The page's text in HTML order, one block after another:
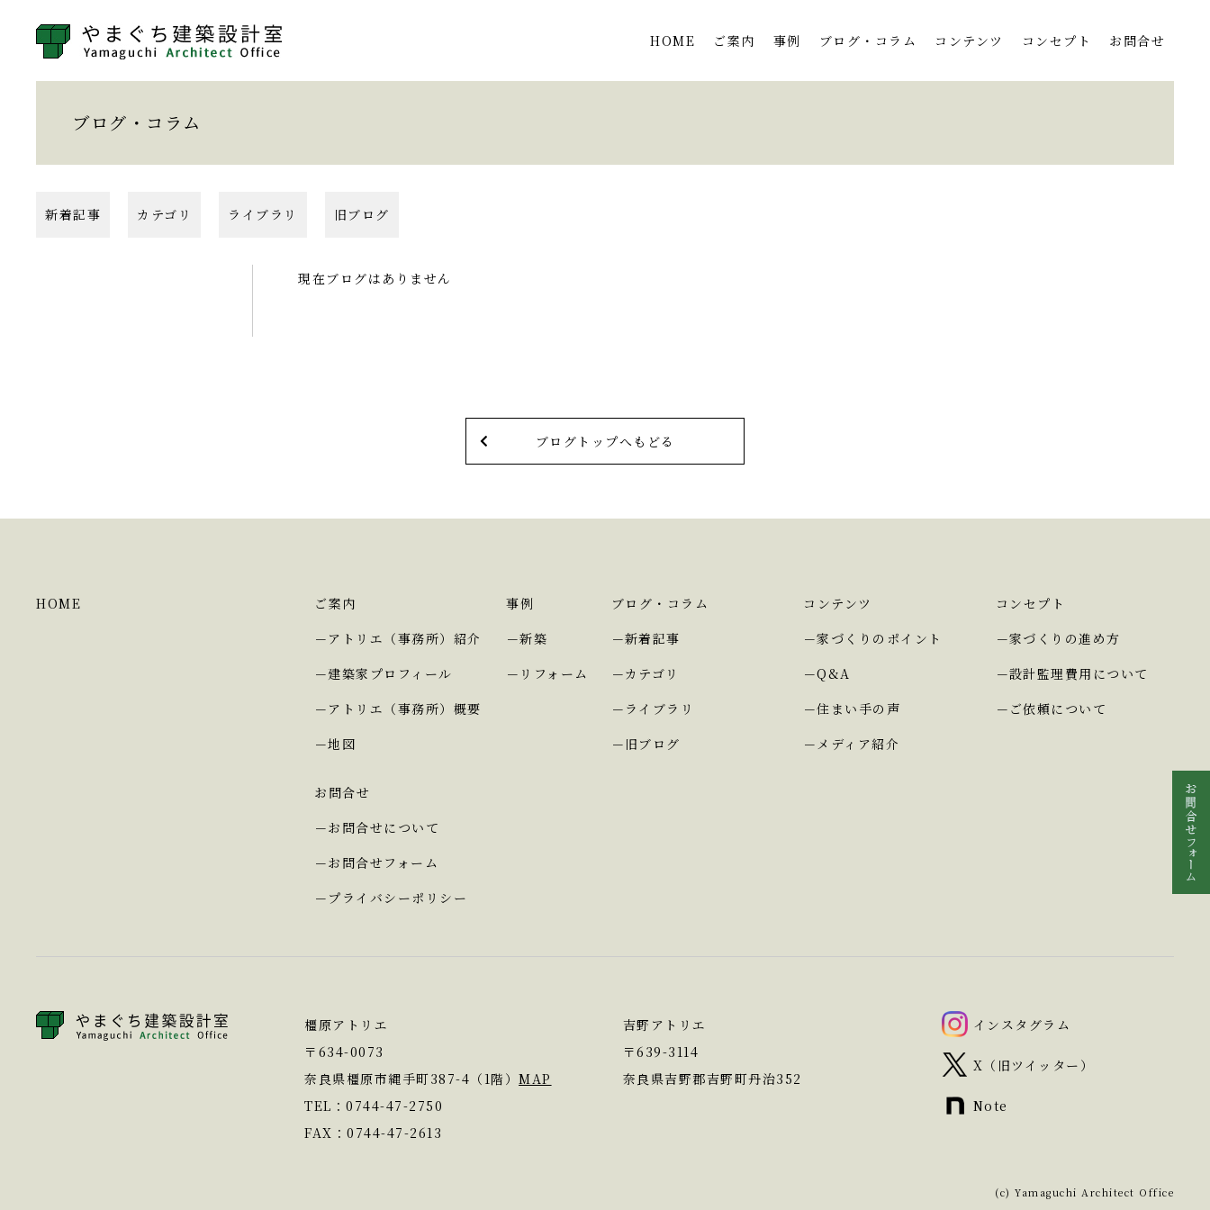
HOME ご案内 事例 ブログ・コラム コンテンツ コンセプト お問合せ
ブログ・コラム
新着記事 カテゴリ ライブラリ 旧ブログ
現在ブログはありません
ブログトップへもどる
HOME
ご案内
アトリエ（事務所）紹介
建築家プロフィール
アトリエ（事務所）概要
地図
事例
新築
リフォーム
ブログ・コラム
新着記事
カテゴリ
ライブラリ
旧ブログ
コンテンツ
家づくりのポイント
Q&A
住まい手の声
メディア紹介
コンセプト
家づくりの進め方
設計監理費用について
ご依頼について
お問合せ
お問合せについて
お問合せフォーム
プライバシーポリシー
橿原アトリエ
〒 634-0073
奈良県橿原市縄手町387-4（1階）MAP
TEL：0744-47-2750
FAX：0744-47-2613
吉野アトリエ
〒639-3114
奈良県吉野郡吉野町丹治352
インスタグラム
X（旧ツイッター）
Note
(c) Yamaguchi Architect Office